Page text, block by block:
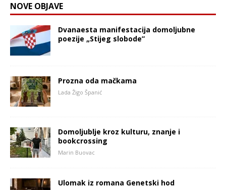
NOVE OBJAVE
Dvanaesta manifestacija domoljubne
poezije „Stijeg slobode”
Prozna oda mačkama
Lada Žigo Španić
Domoljublje kroz kulturu, znanje i
bookcrossing
Marin Buovac
Ulomak iz romana Genetski hod